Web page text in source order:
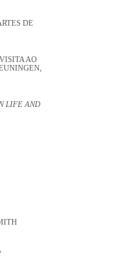
DE
AO
LIFE AND